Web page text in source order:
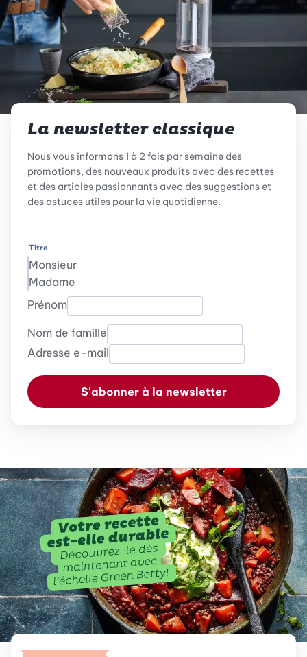
La newsletter classique
Nous vous informons 1 à 2 fois par semaine des
promotions, des nouveaux produits avec des recettes
et des articles passionnants avec des suggestions et
des astuces utiles pour la vie quotidienne.
Titre
Monsieur
Madame
Prénom
Nom de famille
Adresse e-mail
S'abonner à la newsletter